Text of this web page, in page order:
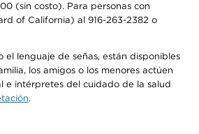
(sin costo). Para personas con
of California) al 916-263-2382 o
el lenguaje de señas, están disponibles
los amigos o los menores actúen
e intérpretes del cuidado de la salud
.